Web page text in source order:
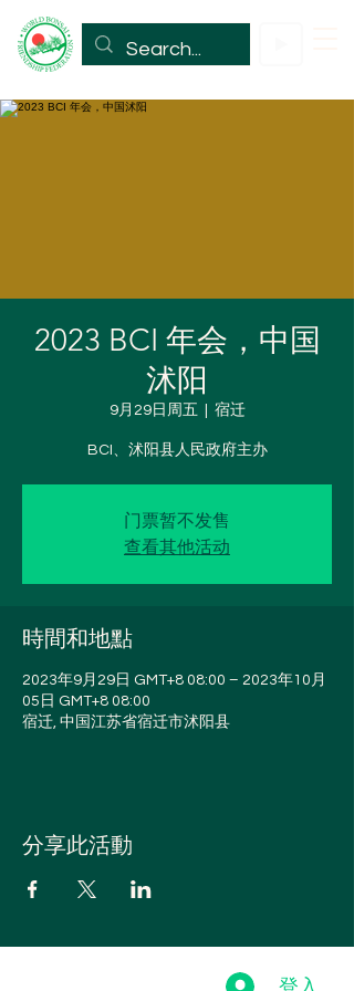
2023 BCI 年会，中国
沭阳
9月29日周五 宿迁
BCI、沭阳县人民政府主办
门票暂不发售
查看其他活动
時間和地點
2023年9月29日 GMT+8 08:00 – 2023年10月
05日 GMT+8 08:00
宿迁, 中国江苏省宿迁市沭阳县
分享此活動
登入